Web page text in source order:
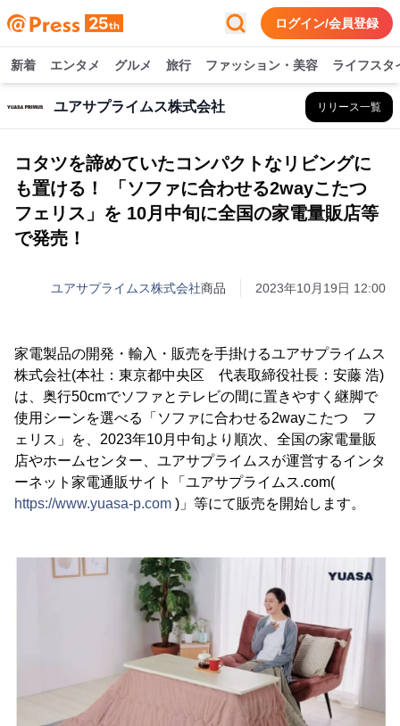
ログイン/会員登録
新着 エンタメ グルメ 旅行 ファッション・美容 ライフスタ
ユアサプライムス株式会社 リリース一覧
コタツを諦めていたコンパクトなリビングに
も置ける！ 「ソファに合わせる2wayこたつ
フェリス」を 10月中旬に全国の家電量販店等
で発売！
ユアサプライムス株式会社商品 2023年10月19日 12:00
家電製品の開発・輸入・販売を手掛けるユアサプライムス
株式会社(本社：東京都中央区 代表取締役社長：安藤 浩)
は、奥行50cmでソファとテレビの間に置きやすく継脚で
使用シーンを選べる「ソファに合わせる2wayこたつ フ
ェリス」を、2023年10月中旬より順次、全国の家電量販
店やホームセンター、ユアサプライムスが運営するインタ
ーネット家電通販サイト「ユアサプライムス.com(
https://www.yuasa-p.com )」等にて販売を開始します。